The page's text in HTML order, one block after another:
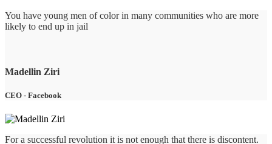
You have young men of color in many communities who are more
likely to end up in jail
Madellin Ziri
CEO - Facebook
For a successful revolution it is not enough that there is discontent.